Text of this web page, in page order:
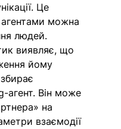
Це
можна
людей.
виявляє, що
йому
агент. Він може
на
взаємодії